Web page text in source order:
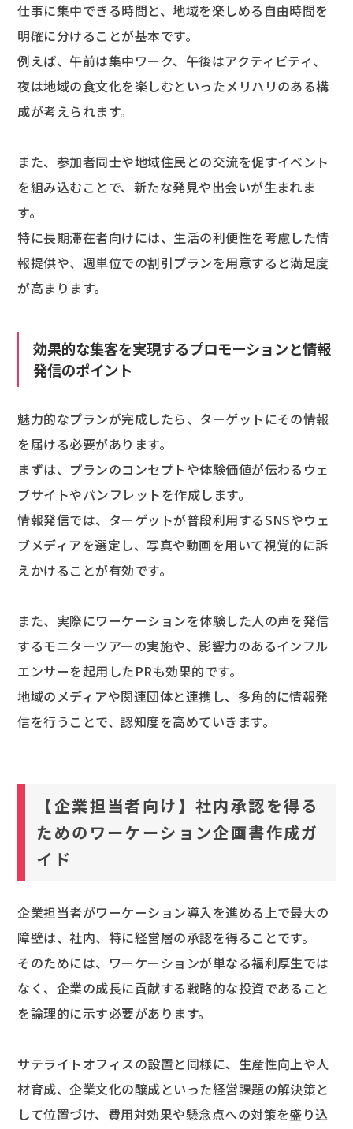
仕事に集中できる時間と、地域を楽しめる自由時間を
明確に分けることが基本です。
例えば、午前は集中ワーク、午後はアクティビティ、
夜は地域の食文化を楽しむといったメリハリのある構
成が考えられます。
また、参加者同士や地域住民との交流を促すイベント
を組み込むことで、新たな発見や出会いが生まれま
す。
特に長期滞在者向けには、生活の利便性を考慮した情
報提供や、週単位での割引プランを用意すると満足度
が高まります。
効果的な集客を実現するプロモーションと情報
発信のポイント
魅力的なプランが完成したら、ターゲットにその情報
を届ける必要があります。
まずは、プランのコンセプトや体験価値が伝わるウェ
ブサイトやパンフレットを作成します。
情報発信では、ターゲットが普段利用するSNSやウェ
ブメディアを選定し、写真や動画を用いて視覚的に訴
えかけることが有効です。
また、実際にワーケーションを体験した人の声を発信
するモニターツアーの実施や、影響力のあるインフル
エンサーを起用したPRも効果的です。
地域のメディアや関連団体と連携し、多角的に情報発
信を行うことで、認知度を高めていきます。
【企業担当者向け】社内承認を得る
ためのワーケーション企画書作成ガ
イド
企業担当者がワーケーション導入を進める上で最大の
障壁は、社内、特に経営層の承認を得ることです。
そのためには、ワーケーションが単なる福利厚生では
なく、企業の成長に貢献する戦略的な投資であること
を論理的に示す必要があります。
サテライトオフィスの設置と同様に、生産性向上や人
材育成、企業文化の醸成といった経営課題の解決策と
して位置づけ、費用対効果や懸念点への対策を盛り込